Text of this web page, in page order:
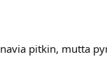
pitkin, mutta